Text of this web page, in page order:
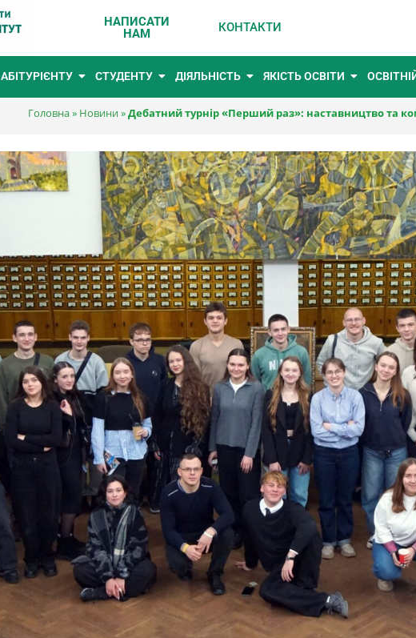
НАПИСАТИ
НАМ
КОНТАКТИ
АБІТУРІЄНТУ СТУДЕНТУ ДІЯЛЬНІСТЬ ЯКІСТЬ ОСВІТИ
Головна» Новини»Дебатний турнір «Перший раз»: наставництво та